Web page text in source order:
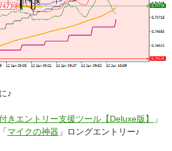
♪
きエントリー支援ツール【Deluxe版】
」
マイクの神器 」ロングエントリー♪